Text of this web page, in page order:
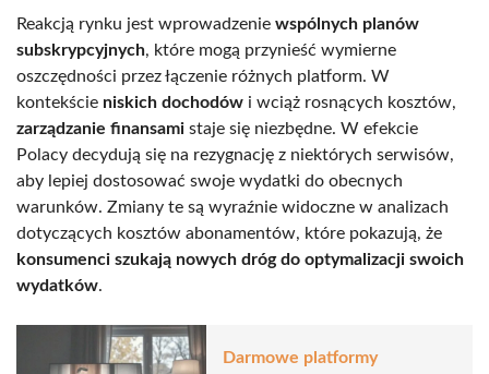
Reakcją rynku jest wprowadzenie wspólnych planów
subskrypcyjnych, które mogą przynieść wymierne
oszczędności przez łączenie różnych platform. W
kontekście niskich dochodów i wciąż rosnących kosztów,
zarządzanie finansami staje się niezbędne. W efekcie
Polacy decydują się na rezygnację z niektórych serwisów,
aby lepiej dostosować swoje wydatki do obecnych
warunków. Zmiany te są wyraźnie widoczne w analizach
dotyczących kosztów abonamentów, które pokazują, że
konsumenci szukają nowych dróg do optymalizacji swoich
wydatków.
Darmowe platformy